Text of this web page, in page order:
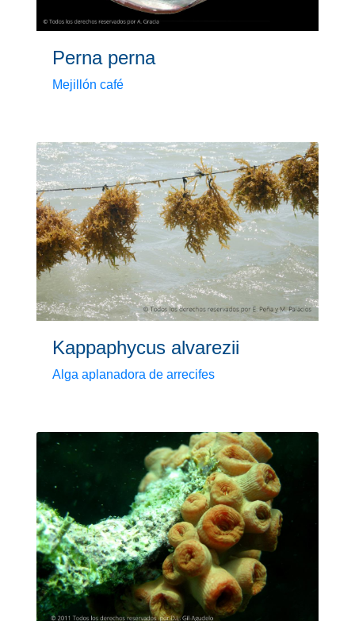
Perna perna
Mejillón café
Kappaphycus alvarezii
Alga aplanadora de arrecifes